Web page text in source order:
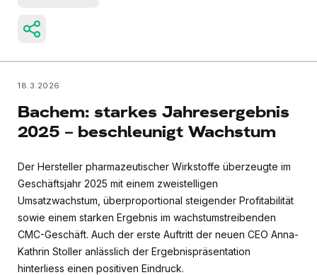
18.3.2026
Bachem: starkes Jahresergebnis
2025 – beschleunigt Wachstum
Der Hersteller pharmazeutischer Wirkstoffe überzeugte im
Geschäftsjahr 2025 mit einem zweistelligen
Umsatzwachstum, überproportional steigender Profitabilität
sowie einem starken Ergebnis im wachstumstreibenden
CMC-Geschäft. Auch der erste Auftritt der neuen CEO Anna-
Kathrin Stoller anlässlich der Ergebnispräsentation
hinterliess einen positiven Eindruck.